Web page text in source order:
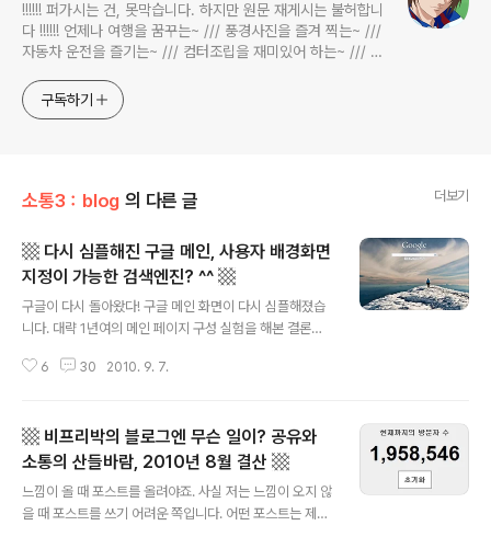
!!!!!! 퍼가시는 건, 못막습니다. 하지만 원문 재게시는 불허합니
다 !!!!!! 언제나 여행을 꿈꾸는~ /// 풍경사진을 즐겨 찍는~ ///
자동차 운전을 즐기는~ /// 컴터조립을 재미있어 하는~ /// 고
식하는 미드가 있는~ /// 사회적 이슈에 발언하는~ 不老巨
구독하기
소통3：blog 의 다른 글 더보기
▩ 다시 심플해진 구글 메인, 사용자 배경화면
지정이 가능한 검색엔진? ^^ ▩
구글이 다시 돌아왔다! 구글 메인 화면이 다시 심플해졌습
니다. 대략 1년여의 메인 페이지 구성 실험을 해본 결론일
의 압수수색과 연관이 있는 걸까요? 그 내막은 알 수 없지
플한 메인 구성은 구글스러워서 좋습니다. 그간 대략 10개
월(?)여의 구글 메인 구성 화면의 예는 아래와 같았었죠. (2
010 0525의 예인데요. 제 글이 인기 블로그란을 장식하
고 있군요. ^^) 다시 심플해진 구글 메인은 사용자 배경화
6 30 2010. 9. 7.
▩ 비프리박의 블로그엔 무슨 일이? 공유와
소통의 산들바람, 2010년 8월 결산 ▩
느낌이 올 때 포스트를 올려야죠. 사실 저는 느낌이 오지 않
을 때 포스트를 쓰기 어려운 쪽입니다. 어떤 포스트는 제목